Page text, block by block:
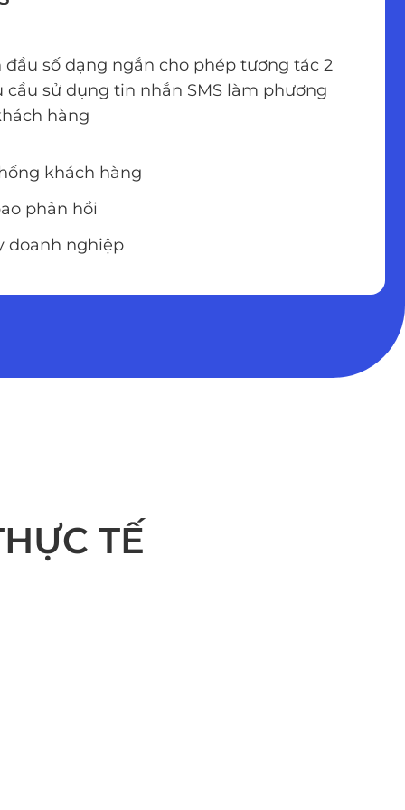
số dạng ngắn cho phép tương tác 2
cầu sử dụng tin nhắn SMS làm phương
hàng
khách hàng
phản hồi
doanh nghiệp
TẾ